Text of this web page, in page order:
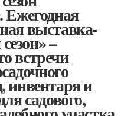
Ежегодная
выставка-
–
встречи
инвентаря и
садового,